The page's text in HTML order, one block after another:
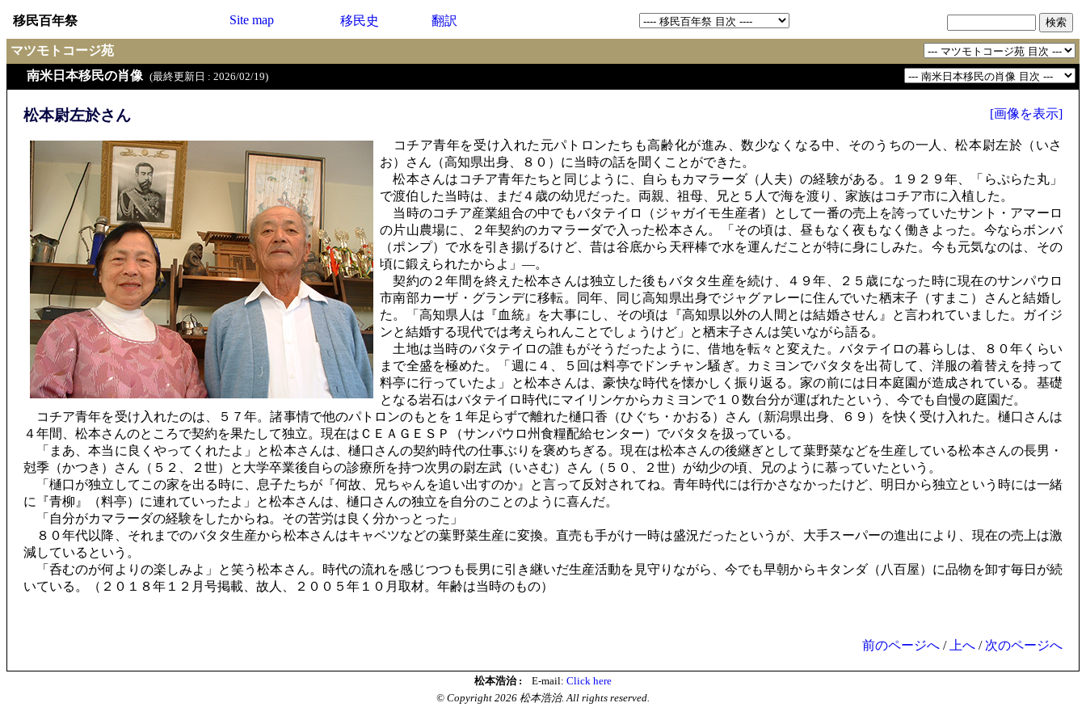
移民百年祭 Site map 移民史 翻訳
マツモトコージ苑
南米日本移民の肖像 (最終更新日 : 2026/02/19)
松本尉左於さん [画像を表示]
コチア青年を受け入れた元パトロンたちも高齢化が進み、数少なくなる中、そのうちの一人、松本尉左於（いさ
お）さん（高知県出身、８０）に当時の話を聞くことができた。
松本さんはコチア青年たちと同じように、自らもカマラーダ（人夫）の経験がある。１９２９年、「らぷらた丸」
で渡伯した当時は、まだ４歳の幼児だった。両親、祖母、兄と５人で海を渡り、家族はコチア市に入植した。
当時のコチア産業組合の中でもバタテイロ（ジャガイモ生産者）として一番の売上を誇っていたサント・アマーロ
の片山農場に、２年契約のカマラーダで入った松本さん。「その頃は、昼もなく夜もなく働きよった。今ならボンバ
（ポンプ）で水を引き揚げるけど、昔は谷底から天秤棒で水を運んだことが特に身にしみた。今も元気なのは、その
頃に鍛えられたからよ」―。
契約の２年間を終えた松本さんは独立した後もバタタ生産を続け、４９年、２５歳になった時に現在のサンパウロ
市南部カーザ・グランデに移転。同年、同じ高知県出身でジャグァレーに住んでいた栖末子（すまこ）さんと結婚し
た。「高知県人は『血統』を大事にし、その頃は『高知県以外の人間とは結婚させん』と言われていました。ガイジ
ンと結婚する現代では考えられんことでしょうけど」と栖末子さんは笑いながら語る。
土地は当時のバタテイロの誰もがそうだったように、借地を転々と変えた。バタテイロの暮らしは、８０年くらい
まで全盛を極めた。「週に４、５回は料亭でドンチャン騒ぎ。カミヨンでバタタを出荷して、洋服の着替えを持って
料亭に行っていたよ」と松本さんは、豪快な時代を懐かしく振り返る。家の前には日本庭園が造成されている。基礎
となる岩石はバタテイロ時代にマイリンケからカミヨンで１０数台分が運ばれたという、今でも自慢の庭園だ。
コチア青年を受け入れたのは、５７年。諸事情で他のパトロンのもとを１年足らずで離れた樋口香（ひぐち・かおる）さん（新潟県出身、６９）を快く受け入れた。樋口さんは
４年間、松本さんのところで契約を果たして独立。現在はＣＥＡＧＥＳＰ（サンパウロ州食糧配給センター）でバタタを扱っている。
「まあ、本当に良くやってくれたよ」と松本さんは、樋口さんの契約時代の仕事ぶりを褒めちぎる。現在は松本さんの後継ぎとして葉野菜などを生産している松本さんの長男・
尅季（かつき）さん（５２、２世）と大学卒業後自らの診療所を持つ次男の尉左武（いさむ）さん（５０、２世）が幼少の頃、兄のように慕っていたという。
「樋口が独立してこの家を出る時に、息子たちが『何故、兄ちゃんを追い出すのか』と言って反対されてね。青年時代には行かさなかったけど、明日から独立という時には一緒
に『青柳』（料亭）に連れていったよ」と松本さんは、樋口さんの独立を自分のことのように喜んだ。
「自分がカマラーダの経験をしたからね。その苦労は良く分かっとった」
８０年代以降、それまでのバタタ生産から松本さんはキャベツなどの葉野菜生産に変換。直売も手がけ一時は盛況だったというが、大手スーパーの進出により、現在の売上は激
減しているという。
「呑むのが何よりの楽しみよ」と笑う松本さん。時代の流れを感じつつも長男に引き継いだ生産活動を見守りながら、今でも早朝からキタンダ（八百屋）に品物を卸す毎日が続
いている。（２０１８年１２月号掲載、故人、２００５年１０月取材。年齢は当時のもの）
前のページへ / 上へ / 次のページへ
松本浩治 : E-mail: Click here
© Copyright 2026 松本浩治. All rights reserved.